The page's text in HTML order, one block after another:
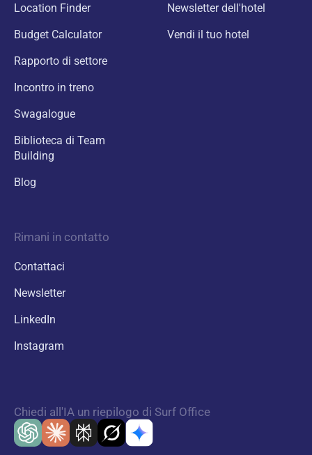
Location Finder
Budget Calculator
Rapporto di settore
Incontro in treno
Swagalogue
Biblioteca di Team
Building
Blog
Newsletter dell'hotel
Vendi il tuo hotel
Rimani in contatto
Contattaci
Newsletter
LinkedIn
Instagram
Chiedi all'IA un riepilogo di Surf Office